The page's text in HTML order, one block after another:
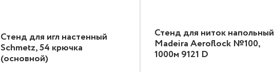
Стенд для игл настенный
Schmetz, 54 крючка
(основной)
Стенд для ниток напольный
Madeira Aeroflock №100,
1000м 9121 D